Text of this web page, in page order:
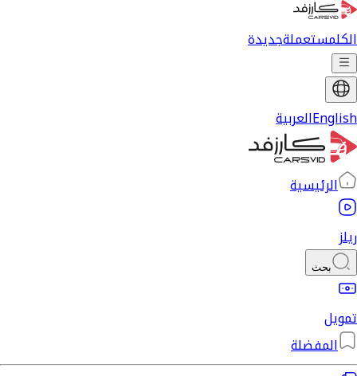
الكلمستعملةجديدة
Englishالعربية
الرئيسية
ريلز
بحث
تمويل
المفضلة